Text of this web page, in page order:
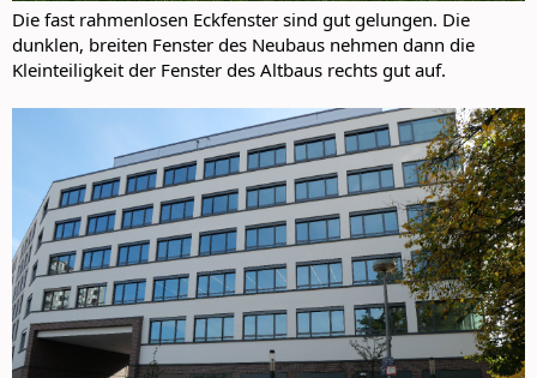
Die fast rahmenlosen Eckfenster sind gut gelungen. Die
dunklen, breiten Fenster des Neubaus nehmen dann die
Kleinteiligkeit der Fenster des Altbaus rechts gut auf.